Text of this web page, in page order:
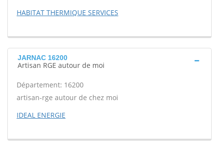
HABITAT THERMIQUE SERVICES
JARNAC 16200
Artisan RGE autour de moi
Département: 16200
artisan-rge autour de chez moi
IDEAL ENERGIE